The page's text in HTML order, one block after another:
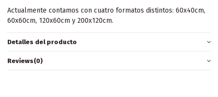
Actualmente contamos con cuatro formatos distintos: 60x40cm,
60x60cm, 120x60cm y 200x120cm.
Detalles del producto
Reviews(0)